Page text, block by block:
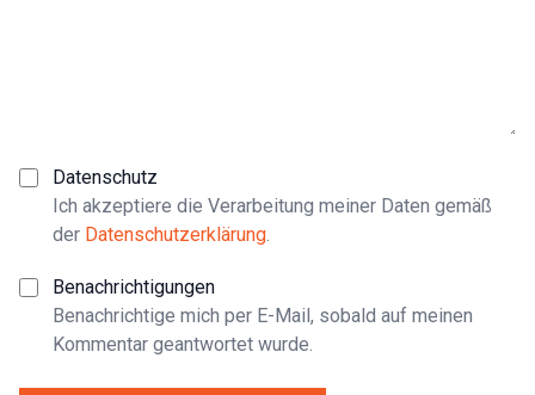
Datenschutz
Ich akzeptiere die Verarbeitung meiner Daten gemäß
der Datenschutzerklärung.
Benachrichtigungen
Benachrichtige mich per E-Mail, sobald auf meinen
Kommentar geantwortet wurde.